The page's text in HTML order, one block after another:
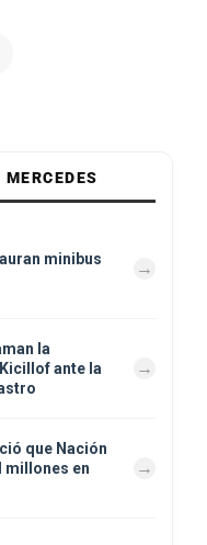
minibus
la
ante la
que Nación
millones en